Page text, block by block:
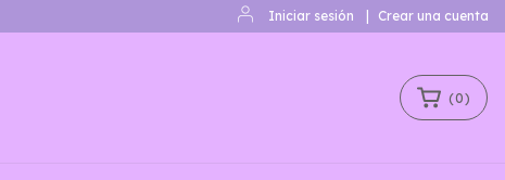
Iniciar sesión Crear una cuenta
(0)